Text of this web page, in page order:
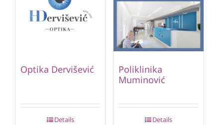
Optika Dervišević
Details
Poliklinika
Muminović
Details